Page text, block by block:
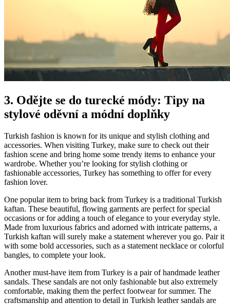
3. Odějte se do ⁤turecké módy: Tipy na
stylové oděvní a módní doplňky
Turkish fashion is known for its unique and stylish clothing and
accessories.‍ When visiting Turkey, make sure to check out ⁤their‌
fashion scene and bring home​ some trendy items‌ to enhance your
wardrobe. Whether you’re looking for ⁢stylish clothing or
⁣fashionable accessories, Turkey has ⁢something to offer ⁤for every
fashion lover.
One popular⁢ item to bring back from Turkey is a traditional Turkish
kaftan. These​ beautiful, flowing‍ garments are perfect for‌ special
occasions or for adding⁤ a touch of elegance to your everyday style.
Made from luxurious fabrics​ and adorned with intricate patterns, a
Turkish kaftan will surely‍ make a statement wherever you go. Pair it
with some bold accessories, such as a statement necklace or colorful
bangles, to complete your look.
Another ‌must-have item from⁤ Turkey is a pair of handmade leather ​
sandals. These sandals are not only ‍fashionable but also extremely
comfortable, making them the perfect footwear for​ summer. The
craftsmanship ⁤and attention to detail in Turkish leather sandals are